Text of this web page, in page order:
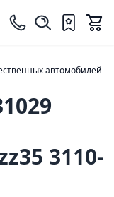
автомобилей
3110-